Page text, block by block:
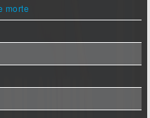
morte